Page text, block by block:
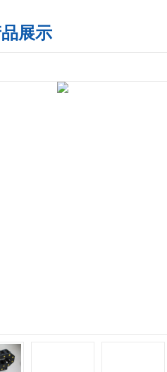
展示